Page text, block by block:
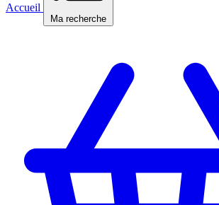
Accueil
Ma recherche